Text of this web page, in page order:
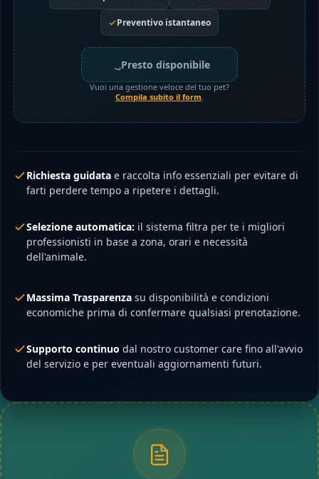
Preventivo istantaneo
Presto disponibile
Vuoi una gestione veloce del tuo pet?
Compila subito il form.
Richiesta guidata e raccolta info essenziali per evitare di
farti perdere tempo a ripetere i dettagli.
Selezione automatica: il sistema filtra per te i migliori
professionisti in base a zona, orari e necessità
dell'animale.
Massima Trasparenza su disponibilità e condizioni
economiche prima di confermare qualsiasi prenotazione.
Supporto continuo dal nostro customer care fino all'avvio
del servizio e per eventuali aggiornamenti futuri.